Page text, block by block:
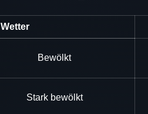
Wetter
Bewölkt
Stark bewölkt